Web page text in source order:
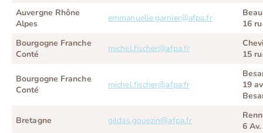
Auvergne Rhône
Alpes
emmanuelle.garnier@afpa.fr
16
Bourgogne Franche
Conté
michel.fischer@afpa.fr
15
Bourgogne Franche
Conté
michel.fischer@afpa.fr
19
Bretagne gildas.gouezin@afpa.fr
6